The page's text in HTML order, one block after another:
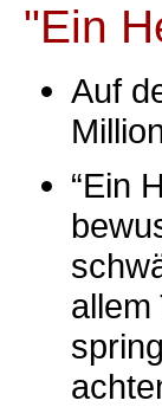
"Ein
Auf
“Ein